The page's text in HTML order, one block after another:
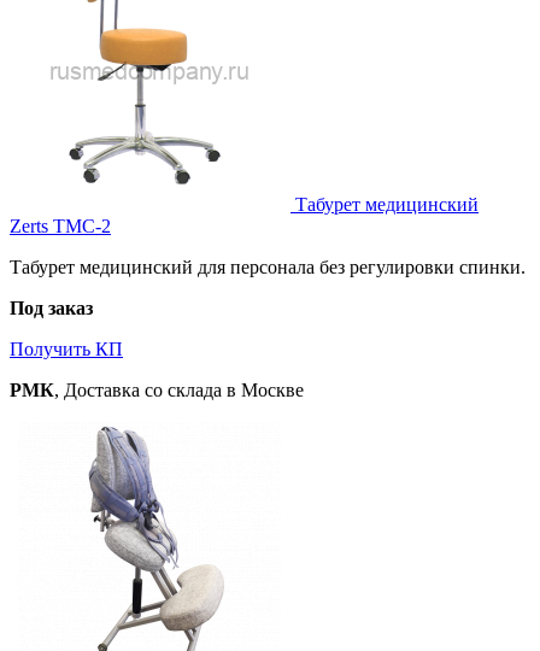
Табурет медицинский
Zerts ТМС-2
Табурет медицинский для персонала без регулировки спинки.
Под заказ
Получить КП
РМК, Доставка со склада в Москве